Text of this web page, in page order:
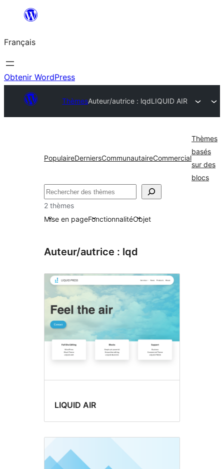
contenu
Français
Obtenir WordPress
ThèmesAuteur/autrice : lqdLIQUID AIR
PopulaireDerniersCommunautaireCommercial
Thèmes
basés
sur des
blocs
Rechercher
2 thèmes
Mise en pageFonctionnalitéObjet
Auteur/autrice : lqd
LIQUID AIR